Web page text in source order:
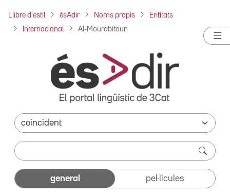
Llibre d'estil ésAdir Noms propis Entitats
Internacional Al-Mourabitoun
general pel·lícules